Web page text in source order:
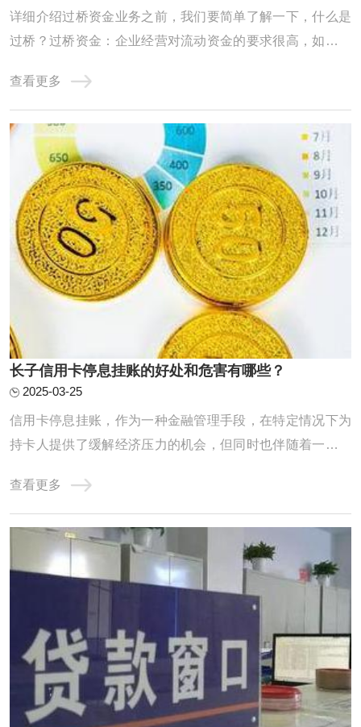
详细介绍过桥资金业务之前，我们要简单了解一下，什么是
过桥？过桥资金：企业经营对流动资金的要求很高，如果企
要申请过桥资金应急。除企业外，个人也会有过桥资金的需
求，如房屋买卖。过桥业务：指老魏提供资金给上市公司，
或有业务需求的公司及个人，将此笔资金做一 ...
查看更多
长子信用卡停息挂账的好处和危害有哪些？
2025-03-25
信用卡停息挂账，作为一种金融管理手段，在特定情况下为
持卡人提供了缓解经济压力的机会，但同时也伴随着一些潜
信用卡停息挂账的首要好处是暂时减轻持卡人的资金压力。
在面临生活突发事件、收支不平衡或经济困难时，通过停息
挂账可以延迟部分信用卡还款，使持卡人能 ...
查看更多